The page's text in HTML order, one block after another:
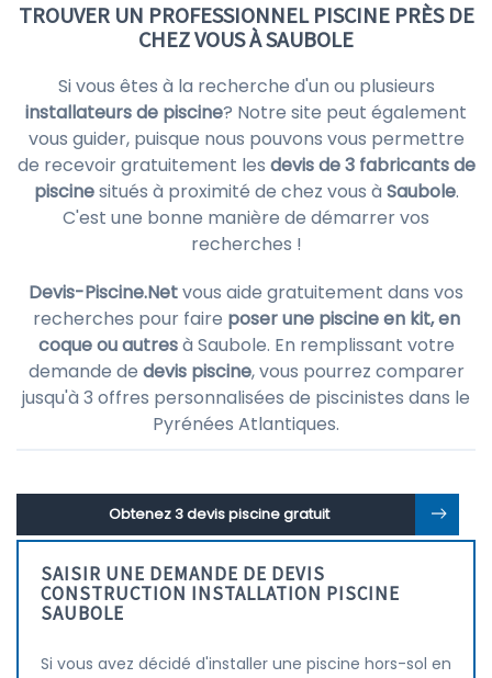
TROUVER UN PROFESSIONNEL PISCINE PRÈS DE
CHEZ VOUS À SAUBOLE
Si vous êtes à la recherche d'un ou plusieurs
installateurs de piscine? Notre site peut également
vous guider, puisque nous pouvons vous permettre
de recevoir gratuitement les devis de 3 fabricants de
piscinesitués à proximité de chez vous à Saubole.
C'est une bonne manière de démarrer vos
recherches !
Devis-Piscine.Netvous aide gratuitement dans vos
recherches pour faire poser une piscine en kit, en
coque ou autresà Saubole. En remplissant votre
demande de devis piscine, vous pourrez comparer
jusqu'à 3 offres personnalisées de piscinistes dans le
Pyrénées Atlantiques.
Obtenez 3 devis piscine gratuit
SAISIR UNE DEMANDE DE DEVIS
CONSTRUCTION INSTALLATION PISCINE
SAUBOLE
Si vous avez décidé d'installer une piscine hors-sol en